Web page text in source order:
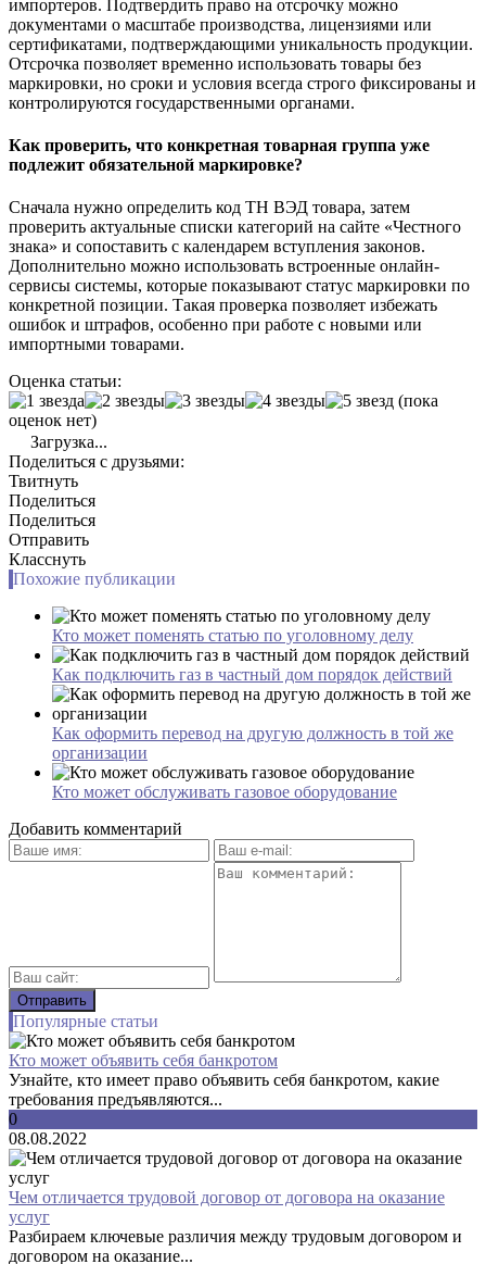
импортеров. Подтвердить право на отсрочку можно
документами о масштабе производства, лицензиями или
сертификатами, подтверждающими уникальность продукции.
Отсрочка позволяет временно использовать товары без
маркировки, но сроки и условия всегда строго фиксированы и
контролируются государственными органами.
Как проверить, что конкретная товарная группа уже
подлежит обязательной маркировке?
Сначала нужно определить код ТН ВЭД товара, затем
проверить актуальные списки категорий на сайте «Честного
знака» и сопоставить с календарем вступления законов.
Дополнительно можно использовать встроенные онлайн-
сервисы системы, которые показывают статус маркировки по
конкретной позиции. Такая проверка позволяет избежать
ошибок и штрафов, особенно при работе с новыми или
импортными товарами.
Оценка статьи:
(пока
оценок нет)
Загрузка...
Поделиться с друзьями:
Твитнуть
Поделиться
Поделиться
Отправить
Класснуть
Похожие публикации
Кто может поменять статью по уголовному делу
Как подключить газ в частный дом порядок действий
Как оформить перевод на другую должность в той же
организации
Кто может обслуживать газовое оборудование
Добавить комментарий
Популярные статьи
Кто может объявить себя банкротом
Узнайте, кто имеет право объявить себя банкротом, какие
требования предъявляются...
0
08.08.2022
Чем отличается трудовой договор от договора на оказание
услуг
Разбираем ключевые различия между трудовым договором и
договором на оказание...